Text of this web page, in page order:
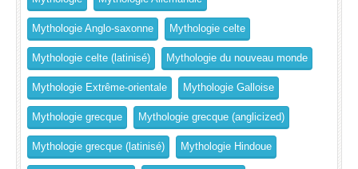
Mythologie Anglo-saxonne Mythologie celte
Mythologie celte (latinisé) Mythologie du nouveau monde
Mythologie Extrême-orientale Mythologie Galloise
Mythologie grecque Mythologie grecque (anglicized)
Mythologie grecque (latinisé) Mythologie Hindoue